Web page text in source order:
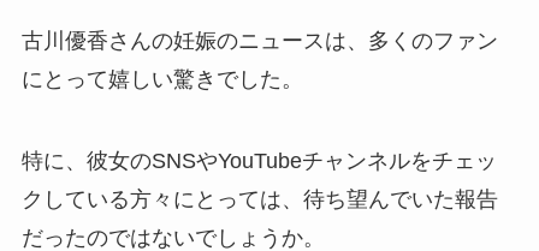
古川優香さんの妊娠のニュースは、多くのファン
にとって嬉しい驚きでした。
特に、彼女のSNSやYouTubeチャンネルをチェッ
クしている方々にとっては、待ち望んでいた報告
だったのではないでしょうか。